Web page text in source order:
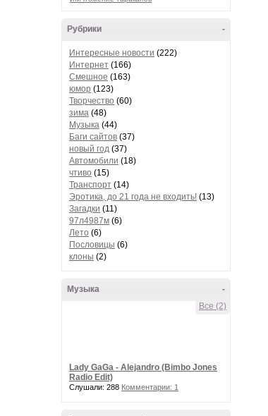
-
Рубрики
Интересные новости (222)
Интернет (166)
Смешное (163)
юмор (123)
Творчество (60)
зима (48)
Музыка (44)
Баги сайтов (37)
новый год (37)
Автомобили (18)
чтиво (15)
Транспорт (14)
Эротика, до 21 года не входить! (13)
Загадки (11)
97л4987м (6)
Лето (6)
Пословицы (6)
клоны (2)
-
Музыка
Все (2)
Lady GaGa - Alejandro (Bimbo Jones
Radio Edit)
Слушали: 288 Комментарии: 1